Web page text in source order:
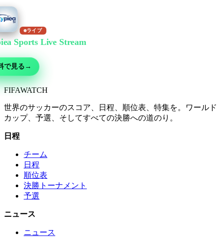
ライブ
Sports Live Stream
で見る →
FIFAWATCH
世界のサッカーのスコア、日程、順位表、特集を。ワールド
カップ、予選、そしてすべての決勝への道のり。
日程
チーム
日程
順位表
決勝トーナメント
予選
ニュース
ニュース